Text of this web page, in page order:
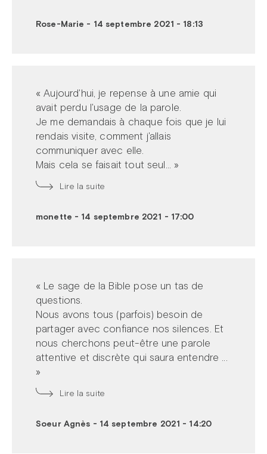
Rose-Marie - 14 septembre 2021 - 18:13
« Aujourd'hui, je repense à une amie qui
avait perdu l'usage de la parole.
Je me demandais à chaque fois que je lui
rendais visite, comment j'allais
communiquer avec elle.
Mais cela se faisait tout seul... »
Lire la suite
monette - 14 septembre 2021 - 17:00
« Le sage de la Bible pose un tas de
questions.
Nous avons tous (parfois) besoin de
partager avec confiance nos silences. Et
nous cherchons peut-être une parole
attentive et discrète qui saura entendre ...
»
Lire la suite
Soeur Agnès - 14 septembre 2021 - 14:20